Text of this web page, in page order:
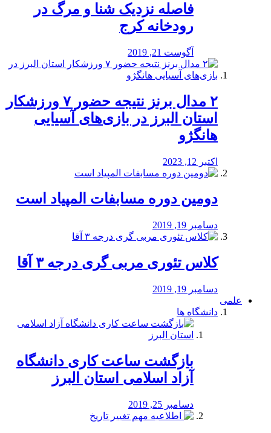
️فاصله نزدیک شنا و مرگ در
رودخانه کرج
آگوست 21, 2019
۲ مدال برنز نتیجه حضور ۷ ورزشکار
استان البرز در بازی‌های آسیایی
هانگژو
اکتبر 12, 2023
دومین دوره مسابفات المپیاد است
دسامبر 19, 2019
کلاس تئوری مربی گری درجه ۳ آقا
دسامبر 19, 2019
علمی
دانشگاه ها
بازگشت ساعت کاری دانشگاه
آزاد اسلامی استان البرز
دسامبر 25, 2019